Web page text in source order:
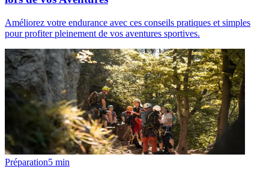
Améliorez votre endurance avec ces conseils pratiques et simples
pour profiter pleinement de vos aventures sportives.
Préparation5 min